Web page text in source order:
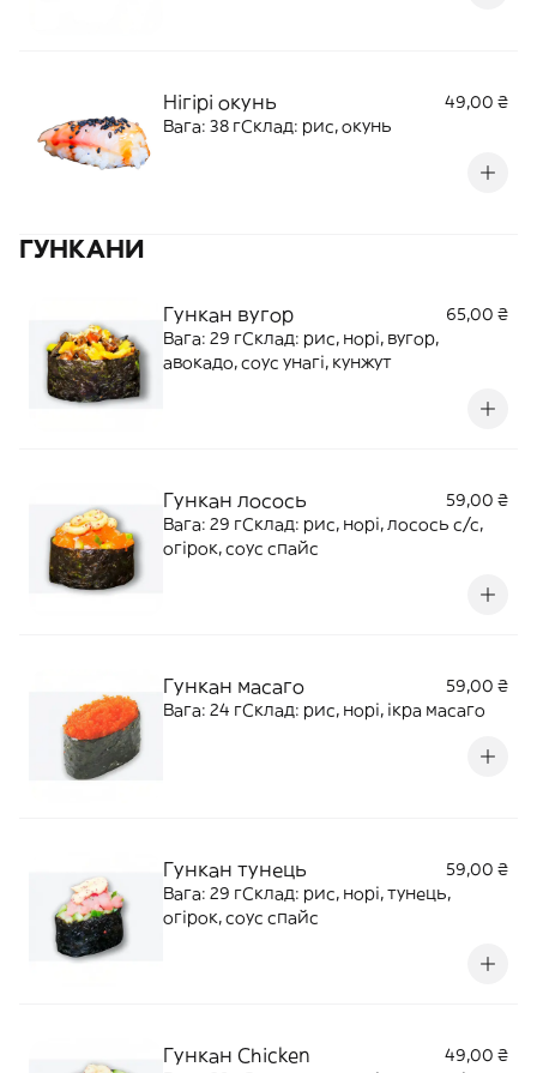
Нігірі окунь
49,00 ₴
Вага: 38 гСклад: рис, окунь
ГУНКАНИ
Гункан вугор
65,00 ₴
Вага: 29 гСклад: рис, норі, вугор,
авокадо, соус унагі, кунжут
Гункан лосось
59,00 ₴
Вага: 29 гСклад: рис, норі, лосось с/с,
огірок, соус спайс
Гункан масаго
59,00 ₴
Вага: 24 гСклад: рис, норі, ікра масаго
Гункан тунець
59,00 ₴
Вага: 29 гСклад: рис, норі, тунець,
огірок, соус спайс
Гункан Chicken
49,00 ₴